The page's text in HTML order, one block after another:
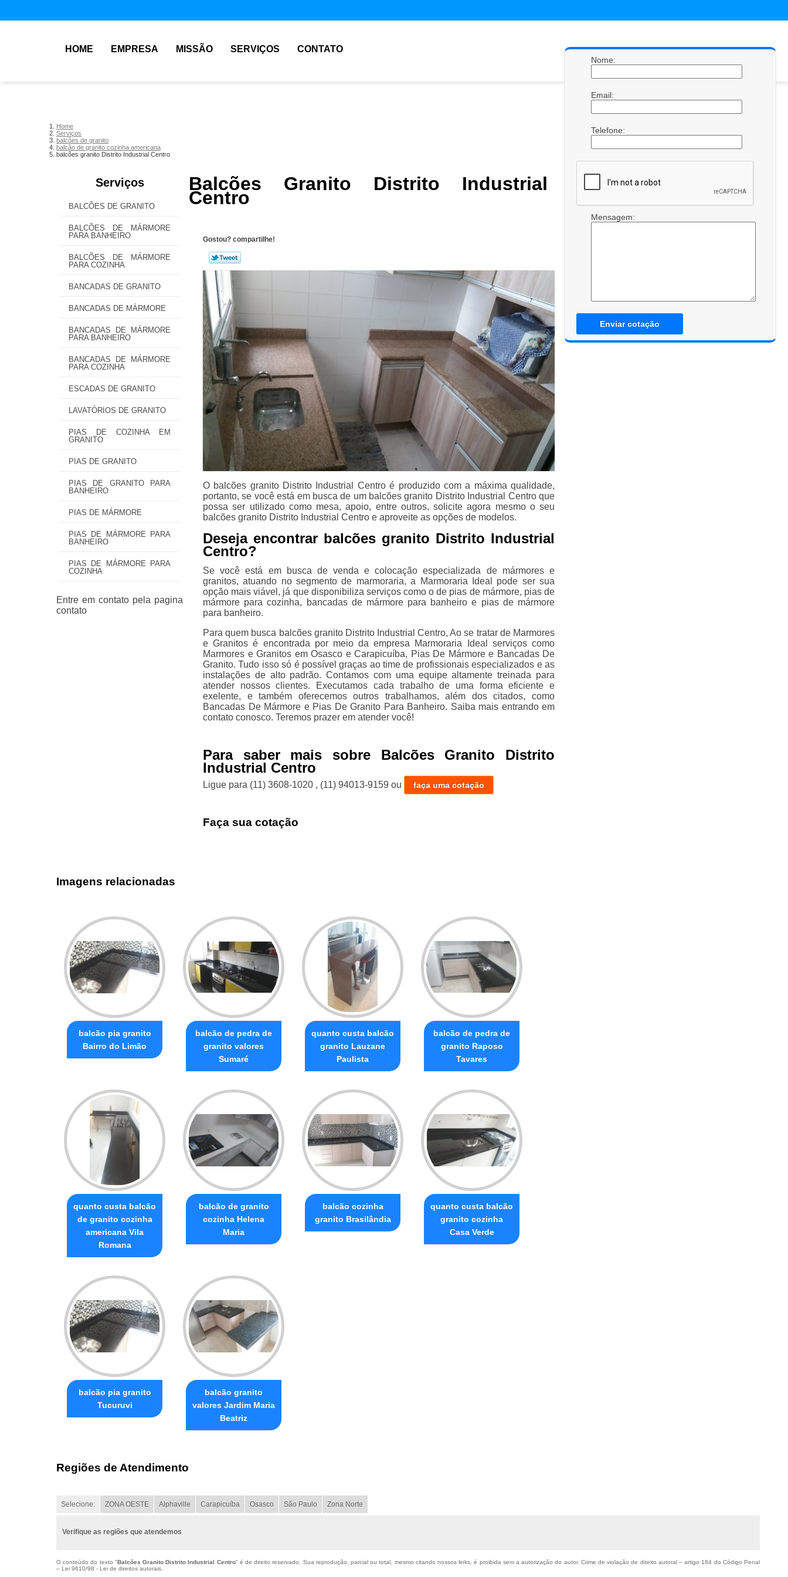
HOME EMPRESA MISSÃO SERVIÇOS CONTATO
Home
Serviços
balcões de granito
balcão de granito cozinha americana
balcões granito Distrito Industrial Centro
Serviços
BALCÕES DE GRANITO
BALCÕES DE MÁRMORE
PARA BANHEIRO
BALCÕES DE MÁRMORE
PARA COZINHA
BANCADAS DE GRANITO
BANCADAS DE MÁRMORE
BANCADAS DE MÁRMORE
PARA BANHEIRO
BANCADAS DE MÁRMORE
PARA COZINHA
ESCADAS DE GRANITO
LAVATÓRIOS DE GRANITO
PIAS DE COZINHA EM
GRANITO
PIAS DE GRANITO
PIAS DE GRANITO PARA
BANHEIRO
PIAS DE MÁRMORE
PIAS DE MÁRMORE PARA
BANHEIRO
PIAS DE MÁRMORE PARA
COZINHA
Balcões Granito Distrito Industrial
Centro
Gostou? compartilhe!
O balcões granito Distrito Industrial Centro é produzido com a máxima qualidade,
portanto, se você está em busca de um balcões granito Distrito Industrial Centro que
possa ser utilizado como mesa, apoio, entre outros, solicite agora mesmo o seu
balcões granito Distrito Industrial Centro e aproveite as opções de modelos.
Deseja encontrar balcões granito Distrito Industrial
Centro?
Se você está em busca de venda e colocação especializada de mármores e
granitos, atuando no segmento de marmoraria, a Marmoraria Ideal pode ser sua
opção mais viável, já que disponibiliza serviços como o de pias de mármore, pias de
mármore para cozinha, bancadas de mármore para banheiro e pias de mármore
para banheiro.
Para quem busca balcões granito Distrito Industrial Centro, Ao se tratar de Marmores
e Granitos é encontrada por meio da empresa Marmoraria Ideal serviços como
Marmores e Granitos em Osasco e Carapicuíba, Pias De Mármore e Bancadas De
Granito. Tudo isso só é possível graças ao time de profissionais especializados e as
instalações de alto padrão. Contamos com uma equipe altamente treinada para
atender nossos clientes. Executamos cada trabalho de uma forma eficiente e
exelente, e também oferecemos outros trabalhamos, além dos citados, como
Bancadas De Mármore e Pias De Granito Para Banheiro. Saiba mais entrando em
contato conosco. Teremos prazer em atender você!
Para saber mais sobre Balcões Granito Distrito
Industrial Centro
Ligue para (11) 3608-1020 , (11) 94013-9159 ou faça uma cotação
Faça sua cotação
Nome:
Email:
Telefone:
Mensagem:
Enviar cotação
Imagens relacionadas
balcão pia granito
Bairro do Limão
balcão de pedra de
granito valores
Sumaré
quanto custa balcão
granito Lauzane
Paulista
balcão de pedra de
granito Raposo
Tavares
quanto custa balcão
de granito cozinha
americana Vila
Romana
balcão de granito
cozinha Helena
Maria
balcão cozinha
granito Brasilândia
quanto custa balcão
granito cozinha
Casa Verde
balcão pia granito
Tucuruvi
balcão granito
valores Jardim Maria
Beatriz
Regiões de Atendimento
Selecione: ZONA OESTE Alphaville Carapicuíba Osasco São Paulo Zona Norte
Verifique as regiões que atendemos
O conteúdo do texto "Balcões Granito Distrito Industrial Centro" é de direito reservado. Sua reprodução, parcial ou total, mesmo citando nossos links, é proibida sem a autorização do autor. Crime de violação de direito autoral – artigo 184 do Código Penal
– Lei 9610/98 - Lei de direitos autorais.